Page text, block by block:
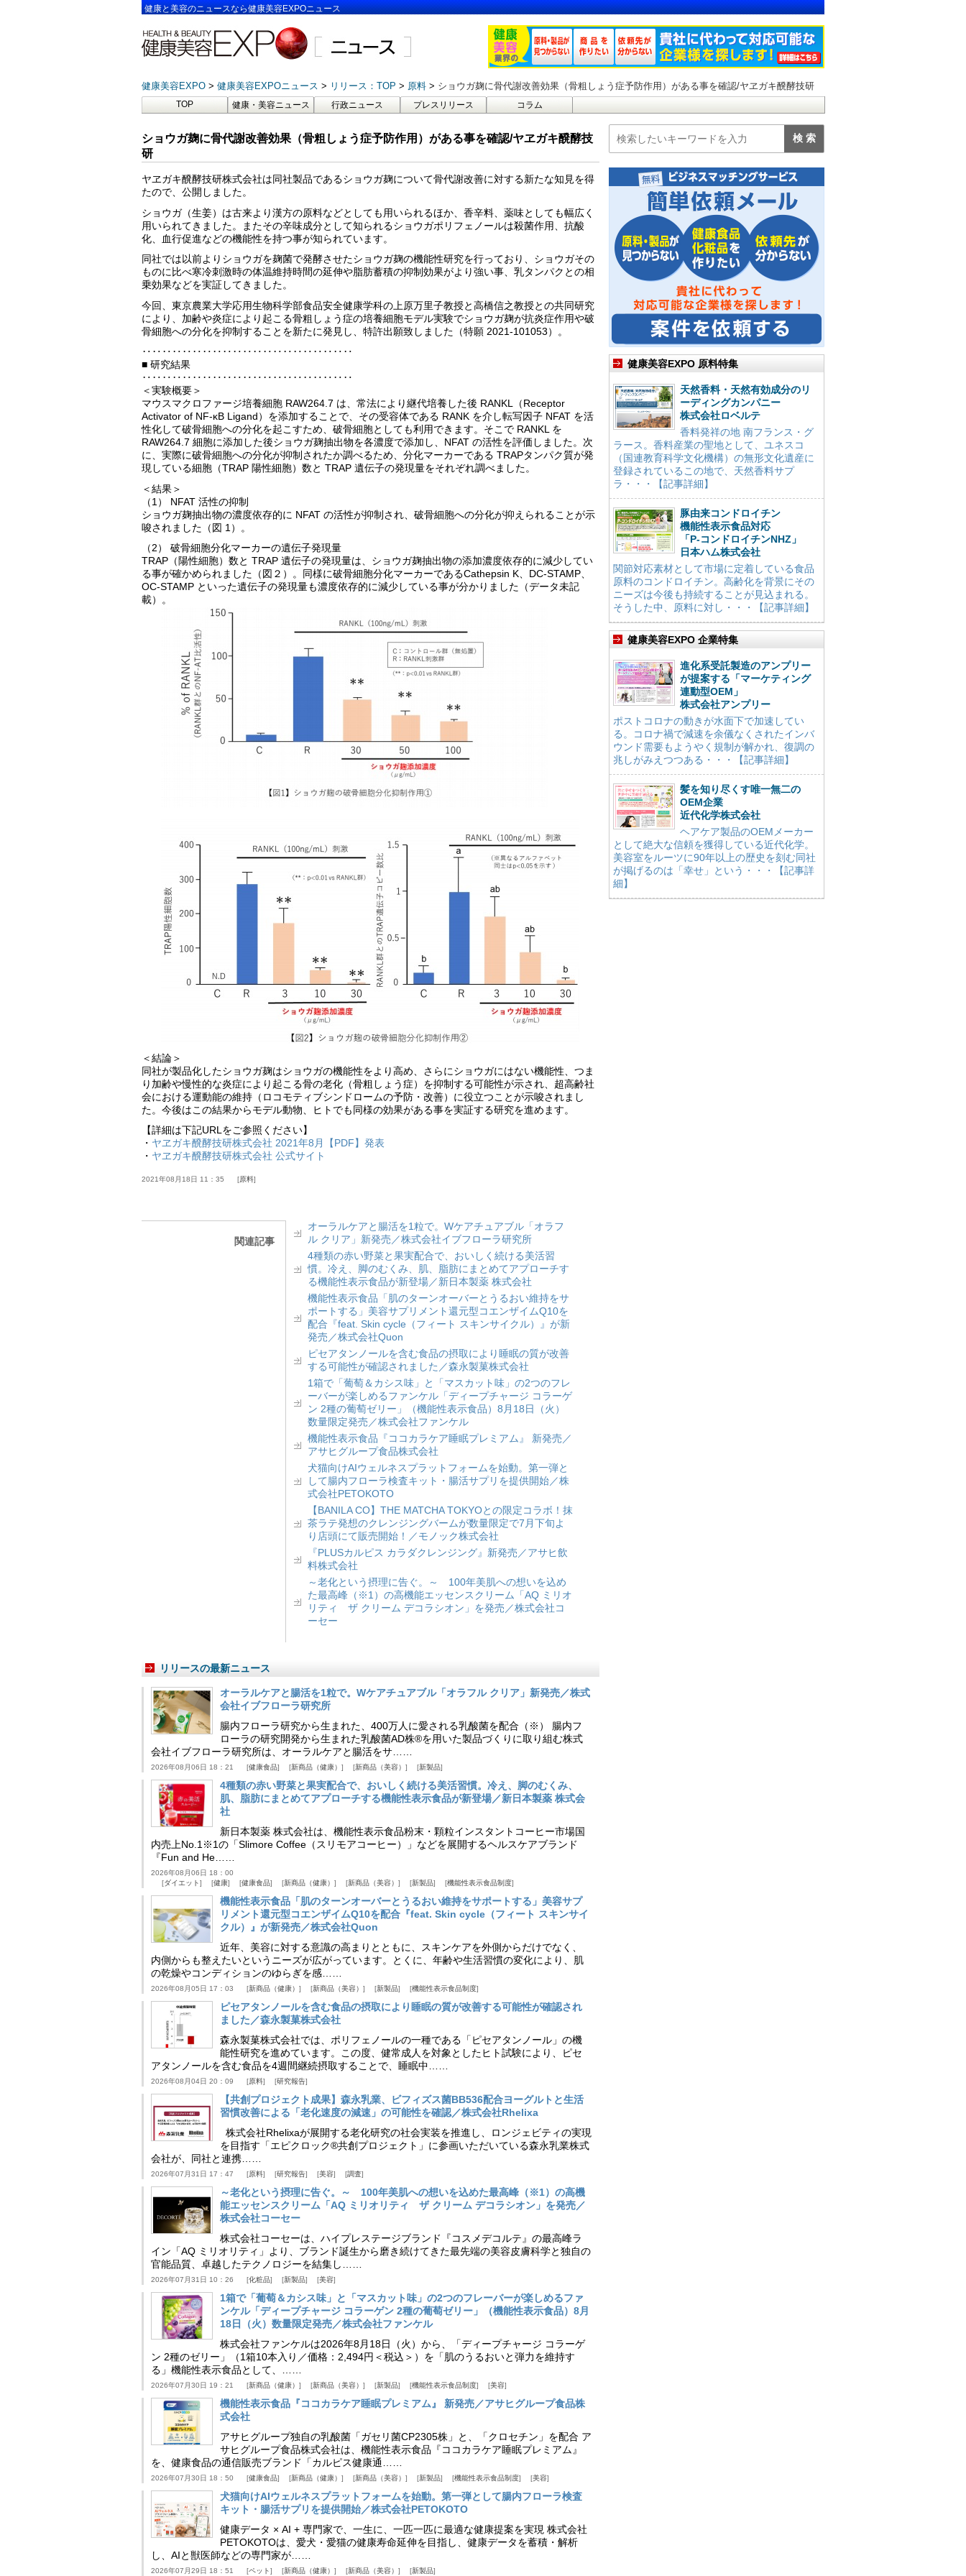
健康と美容のニュースなら健康美容EXPOニュース
健康美容EXPO 健康美容EXPOニュース リリース：TOP 原料 ショウガ麹に骨代謝改善効果（骨粗しょう症予防作用）がある事を確認/ヤヱガキ醗酵技研
TOP 健康・美容ニュース 行政ニュース プレスリリース コラム
ショウガ麹に骨代謝改善効果（骨粗しょう症予防作用）がある事を確認/ヤヱガキ醗酵技
研
ヤヱガキ醗酵技研株式会社は同社製品であるショウガ麹について骨代謝改善に対する新たな知見を得
たので、公開しました。
ショウガ（生姜）は古来より漢方の原料などとしても用いられるほか、香辛料、薬味としても幅広く
用いられてきました。またその辛味成分として知られるショウガポリフェノールは殺菌作用、抗酸
化、血行促進などの機能性を持つ事が知られています。
同社では以前よりショウガを麹菌で発酵させたショウガ麹の機能性研究を行っており、ショウガその
ものに比べ寒冷刺激時の体温維持時間の延伸や脂肪蓄積の抑制効果がより強い事、乳タンパクとの相
乗効果などを実証してきました。
今回、東京農業大学応用生物科学部食品安全健康学科の上原万里子教授と高橋信之教授との共同研究
により、加齢や炎症により起こる骨粗しょう症の培養細胞モデル実験でショウガ麹が抗炎症作用や破
骨細胞への分化を抑制することを新たに発見し、特許出願致しました（特願 2021-101053）。
‥‥‥‥‥‥‥‥‥‥‥‥‥‥‥‥‥‥‥‥‥
■ 研究結果
‥‥‥‥‥‥‥‥‥‥‥‥‥‥‥‥‥‥‥‥‥
＜実験概要＞
マウスマクロファージ培養細胞 RAW264.7 は、常法により継代培養した後 RANKL（Receptor
Activator of NF-κB Ligand）を添加することで、その受容体である RANK を介し転写因子 NFAT を活
性化して破骨細胞への分化を起こすため、破骨細胞としても利用できます。そこで RANKL を
RAW264.7 細胞に添加した後ショウガ麹抽出物を各濃度で添加し、NFAT の活性を評価しました。次
に、実際に破骨細胞への分化が抑制されたか調べるため、分化マーカーである TRAPタンパク質が発
現している細胞（TRAP 陽性細胞）数と TRAP 遺伝子の発現量をそれぞれ調べました。
＜結果＞
（1） NFAT 活性の抑制
ショウガ麹抽出物の濃度依存的に NFAT の活性が抑制され、破骨細胞への分化が抑えられることが示
唆されました（図 1）。
（2） 破骨細胞分化マーカーの遺伝子発現量
TRAP（陽性細胞）数と TRAP 遺伝子の発現量は、ショウガ麹抽出物の添加濃度依存的に減少してい
る事が確かめられました（図２）。同様に破骨細胞分化マーカーであるCathepsin K、DC-STAMP、
OC-STAMP といった遺伝子の発現量も濃度依存的に減少している事が分かりました（データ未記
載）。
＜結論＞
同社が製品化したショウガ麹はショウガの機能性をより高め、さらにショウガにはない機能性、つま
り加齢や慢性的な炎症により起こる骨の老化（骨粗しょう症）を抑制する可能性が示され、超高齢社
会における運動能の維持（ロコモティブシンドロームの予防・改善）に役立つことが示唆されまし
た。今後はこの結果からモデル動物、ヒトでも同様の効果がある事を実証する研究を進めます。
【詳細は下記URLをご参照ください】
・ ヤヱガキ醗酵技研株式会社 2021年8月【PDF】発表
・ ヤヱガキ醗酵技研株式会社 公式サイト
2021年08月18日 11：35 原料
関連記事
オーラルケアと腸活を1粒で。Wケアチュアブル「オラフ
ル クリア」新発売／株式会社イブフローラ研究所
4種類の赤い野菜と果実配合で、おいしく続ける美活習
慣。冷え、脚のむくみ、肌、脂肪にまとめてアプローチす
る機能性表示食品が新登場／新日本製薬 株式会社
機能性表示食品「肌のターンオーバーとうるおい維持をサ
ポートする」美容サプリメント還元型コエンザイムQ10を
配合『feat. Skin cycle（フィート スキンサイクル）』が新
発売／株式会社Quon
ピセアタンノールを含む食品の摂取により睡眠の質が改善
する可能性が確認されました／森永製菓株式会社
1箱で「葡萄＆カシス味」と「マスカット味」の2つのフレ
ーバーが楽しめるファンケル「ディープチャージ コラーゲ
ン 2種の葡萄ゼリー」（機能性表示食品）8月18日（火）
数量限定発売／株式会社ファンケル
機能性表示食品『ココカラケア睡眠プレミアム』 新発売／
アサヒグループ食品株式会社
犬猫向けAIウェルネスプラットフォームを始動。第一弾と
して腸内フローラ検査キット・腸活サプリを提供開始／株
式会社PETOKOTO
【BANILA CO】THE MATCHA TOKYOとの限定コラボ！抹
茶ラテ発想のクレンジングバームが数量限定で7月下旬よ
り店頭にて販売開始！／モノック株式会社
『PLUSカルピス カラダクレンジング』新発売／アサヒ飲
料株式会社
～老化という摂理に告ぐ。～ 100年美肌への想いを込め
た最高峰（※1）の高機能エッセンスクリーム「AQ ミリオ
リティ ザ クリーム デコラシオン」を発売／株式会社コ
ーセー
リリースの最新ニュース
オーラルケアと腸活を1粒で。Wケアチュアブル「オラフル クリア」新発売／株式
会社イブフローラ研究所
腸内フローラ研究から生まれた、400万人に愛される乳酸菌を配合（※） 腸内フ
ローラの研究開発から生まれた乳酸菌AD株®を用いた製品づくりに取り組む株式
会社イブフローラ研究所は、オーラルケアと腸活をサ……
2026年08月06日 18：21 健康食品 新商品（健康） 新商品（美容） 新製品
4種類の赤い野菜と果実配合で、おいしく続ける美活習慣。冷え、脚のむくみ、
肌、脂肪にまとめてアプローチする機能性表示食品が新登場／新日本製薬 株式会
社
新日本製薬 株式会社は、機能性表示食品粉末・顆粒インスタントコーヒー市場国
内売上No.1※1の「Slimore Coffee（スリモアコーヒー）」などを展開するヘルスケアブランド
『Fun and He……
2026年08月06日 18：00
ダイエット
健康 健康食品 新商品（健康） 新商品（美容） 新製品 機能性表示食品制度
機能性表示食品「肌のターンオーバーとうるおい維持をサポートする」美容サプ
リメント還元型コエンザイムQ10を配合『feat. Skin cycle（フィート スキンサイ
クル）』が新発売／株式会社Quon
近年、美容に対する意識の高まりとともに、スキンケアを外側からだけでなく、
内側からも整えたいというニーズが広がっています。とくに、年齢や生活習慣の変化により、肌
の乾燥やコンディションのゆらぎを感……
2026年08月05日 17：03 新商品（健康） 新商品（美容） 新製品 機能性表示食品制度
ピセアタンノールを含む食品の摂取により睡眠の質が改善する可能性が確認され
ました／森永製菓株式会社
森永製菓株式会社では、ポリフェノールの一種である「ピセアタンノール」の機
能性研究を進めています。この度、健常成人を対象としたヒト試験により、ピセ
アタンノールを含む食品を4週間継続摂取することで、睡眠中……
2026年08月04日 20：09 原料 研究報告
【共創プロジェクト成果】森永乳業、ビフィズス菌BB536配合ヨーグルトと生活
習慣改善による「老化速度の減速」の可能性を確認／株式会社Rhelixa
株式会社Rhelixaが展開する老化研究の社会実装を推進し、ロンジェビティの実現
を目指す「エピクロック®共創プロジェクト」に参画いただいている森永乳業株式
会社が、同社と連携……
2026年07月31日 17：47 原料 研究報告 美容 調査
～老化という摂理に告ぐ。～ 100年美肌への想いを込めた最高峰（※1）の高機
能エッセンスクリーム「AQ ミリオリティ ザ クリーム デコラシオン」を発売／
株式会社コーセー
株式会社コーセーは、ハイプレステージブランド『コスメデコルテ』の最高峰ラ
イン「AQ ミリオリティ」より、ブランド誕生から磨き続けてきた最先端の美容皮膚科学と独自の
官能品質、卓越したテクノロジーを結集し……
2026年07月31日 10：26 化粧品 新製品 美容
1箱で「葡萄＆カシス味」と「マスカット味」の2つのフレーバーが楽しめるファ
ンケル「ディープチャージ コラーゲン 2種の葡萄ゼリー」（機能性表示食品）8月
18日（火）数量限定発売／株式会社ファンケル
株式会社ファンケルは2026年8月18日（火）から、「ディープチャージ コラーゲ
ン 2種のゼリー」（1箱10本入り／価格：2,494円＜税込＞）を「肌のうるおいと弾力を維持す
る」機能性表示食品として、……
2026年07月30日 19：21 新商品（健康） 新商品（美容） 新製品 機能性表示食品制度 美容
機能性表示食品『ココカラケア睡眠プレミアム』 新発売／アサヒグループ食品株
式会社
アサヒグループ独自の乳酸菌「ガセリ菌CP2305株」と、「クロセチン」を配合 ア
サヒグループ食品株式会社は、機能性表示食品『ココカラケア睡眠プレミアム』
を、健康食品の通信販売ブランド「カルピス健康通……
2026年07月30日 18：50 健康食品 新商品（健康） 新商品（美容） 新製品 機能性表示食品制度 美容
犬猫向けAIウェルネスプラットフォームを始動。第一弾として腸内フローラ検査
キット・腸活サプリを提供開始／株式会社PETOKOTO
健康データ × AI + 専門家で、一生に、一匹一匹に最適な健康提案を実現 株式会社
PETOKOTOは、愛犬・愛猫の健康寿命延伸を目指し、健康データを蓄積・解析
し、AIと獣医師などの専門家が……
2026年07月29日 18：51 ペット 新商品（健康） 新商品（美容） 新製品
健康美容EXPO 原料特集
天然香料・天然有効成分のリ
ーディングカンパニー
株式会社ロベルテ
香料発祥の地 南フランス・グ
ラース。香料産業の聖地として、ユネスコ
（国連教育科学文化機構）の無形文化遺産に
登録されているこの地で、天然香料サプ
ラ・・・【記事詳細】
豚由来コンドロイチン
機能性表示食品対応
「P-コンドロイチンNHZ」
日本ハム株式会社
関節対応素材として市場に定着している食品
原料のコンドロイチン。高齢化を背景にその
ニーズは今後も持続することが見込まれる。
そうした中、原料に対し・・・【記事詳細】
健康美容EXPO 企業特集
進化系受託製造のアンプリー
が提案する「マーケティング
連動型OEM」
株式会社アンプリー
ポストコロナの動きが水面下で加速してい
る。コロナ禍で減速を余儀なくされたインバ
ウンド需要もようやく規制が解かれ、復調の
兆しがみえつつある・・・【記事詳細】
髪を知り尽くす唯一無二の
OEM企業
近代化学株式会社
ヘアケア製品のOEMメーカー
として絶大な信頼を獲得している近代化学。
美容室をルーツに90年以上の歴史を刻む同社
が掲げるのは「幸せ」という・・・【記事詳
細】